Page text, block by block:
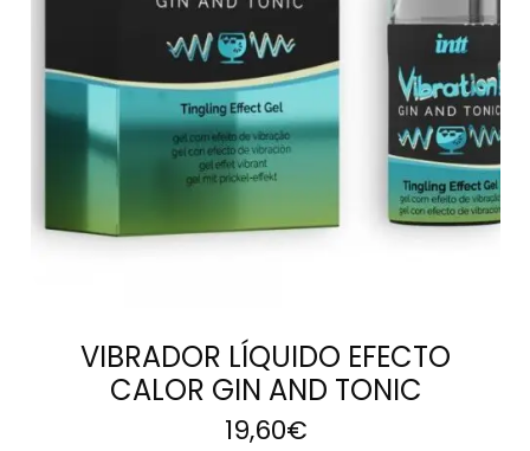
VIBRADOR LÍQUIDO EFECTO
CALOR GIN AND TONIC
19,60€